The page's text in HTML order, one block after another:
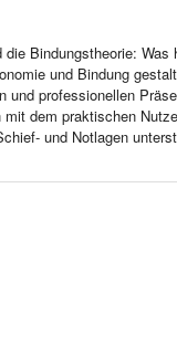
Bindungstheorie:
und Bindung
und professionellen
dem praktischen
und Notlagen